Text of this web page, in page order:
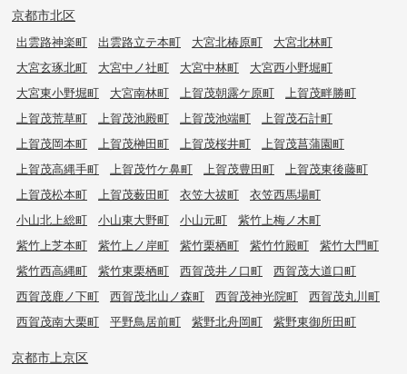
京都市北区
出雲路神楽町 出雲路立テ本町 大宮北椿原町
大宮北林町
大宮玄琢北町
大宮中ノ社町 大宮中林町
大宮西小野堀町
大宮東小野堀町
大宮南林町 上賀茂朝露ケ原町
上賀茂畔勝町
上賀茂荒草町
上賀茂池殿町 上賀茂池端町
上賀茂石計町
上賀茂岡本町
上賀茂榊田町 上賀茂桜井町
上賀茂菖蒲園町
上賀茂高縄手町
上賀茂竹ケ鼻町 上賀茂豊田町
上賀茂東後藤町
上賀茂松本町
上賀茂薮田町 衣笠大祓町
衣笠西馬場町
小山北上総町
小山東大野町 小山元町
紫竹上梅ノ木町
紫竹上芝本町
紫竹上ノ岸町 紫竹栗栖町 紫竹竹殿町
紫竹大門町
紫竹西高縄町
紫竹東栗栖町 西賀茂井ノ口町
西賀茂大道口町
西賀茂鹿ノ下町
西賀茂北山ノ森町 西賀茂神光院町
西賀茂丸川町
西賀茂南大栗町
平野鳥居前町 紫野北舟岡町 紫野東御所田町
京都市上京区